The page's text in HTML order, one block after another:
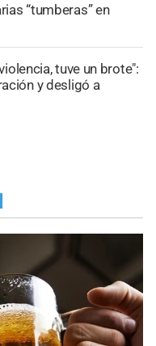
“tumberas” en
tuve un brote":
y desligó a